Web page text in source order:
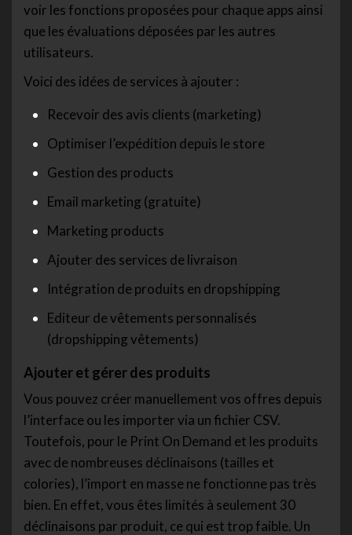
voir les fonctions proposées pour chaque apps ainsi
que les évaluations déposées par les autres
utilisateurs.
Voici des idées de services à ajouter :
Recevoir des avis clients (marketing)
Optimiser l’expédition depuis le store
Gestion des products
Email marketing (gratuite)
Marketing products
Ajouter des services de livraison
Intégration de produits en dropshipping
Editeur de vêtements personnalisés
(dropshipping vêtements)
Ajouter et gérer des produits
Vous pouvez créer manuellement vos offres depuis
l’interface ou les importer via un fichier CSV.
Toutefois, pour le Print On Demand et les produits
avec de nombreuses déclinaisons (tailles et
colories), l’import en masse ne fonctionne pas très
bien. En effet, vous êtes limités à seulement 30
déclinaisons par produit, ce qui est trop faible. Un